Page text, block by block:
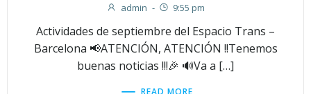
admin - 9:55 pm
Actividades de septiembre del Espacio Trans –
Barcelona 📢ATENCIÓN, ATENCIÓN !!Tenemos
buenas noticias !!!🎉 🔊Va a […]
READ MORE